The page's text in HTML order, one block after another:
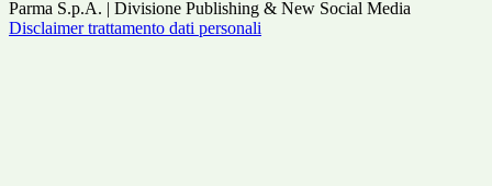
Parma S.p.A. | Divisione Publishing & New Social Media
Disclaimer trattamento dati personali